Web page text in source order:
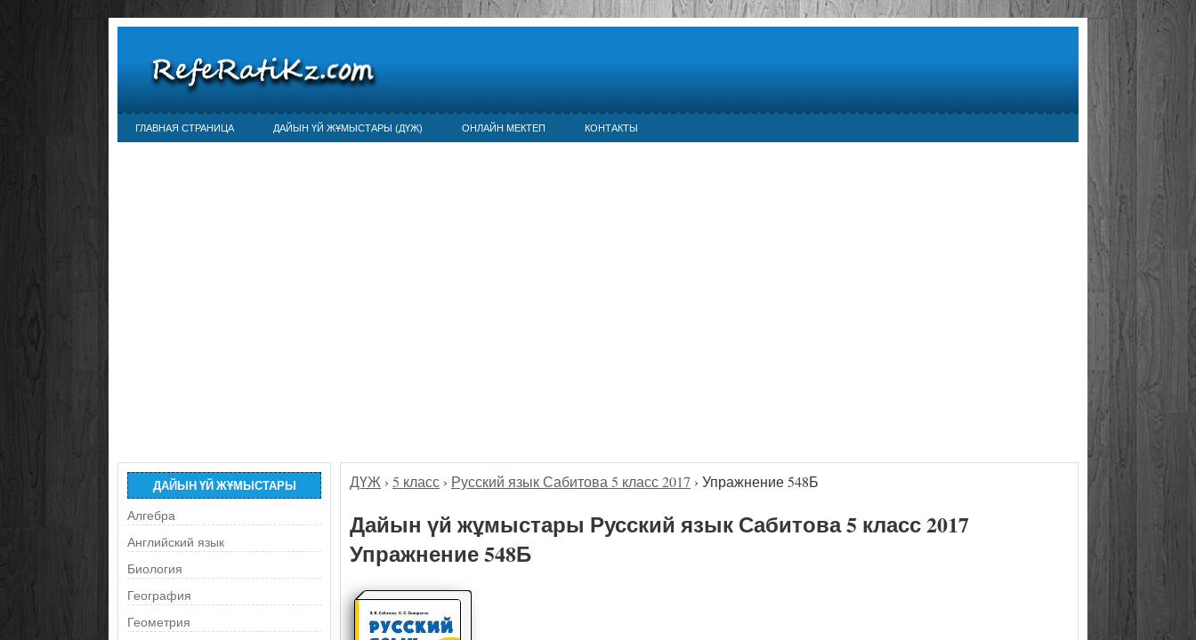
ГЛАВНАЯ СТРАНИЦА ДАЙЫН ҮЙ ЖҰМЫСТАРЫ (ДҮЖ) ОНЛАЙН МЕКТЕП КОНТАКТЫ
ДАЙЫН ҮЙ ЖҰМЫСТАРЫ
Алгебра
Английский язык
Биология
География
Геометрия
ДҮЖ › 5 класс › Русский язык Сабитова 5 класс 2017 › Упражнение 548Б
Дайын үй жұмыстары Русский язык Сабитова 5 класс 2017
Упражнение 548Б